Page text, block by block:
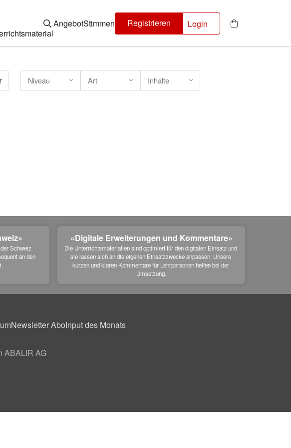
AngebotStimmen Registrieren Login
Niveau Art Inhalte
Schweiz
an den
«Digitale Erweiterungen und Kommentare»
Die Unterrichtsmaterialien sind optimiert für den digitalen Einsatz und
sie lassen sich an die eigenen Einsatzzwecke anpassen. Unsere
kurzen und klaren Kommentare für Lehrpersonen helfen bei der
Umsetzung.
Newsletter AboInput des Monats
ABALIR AG